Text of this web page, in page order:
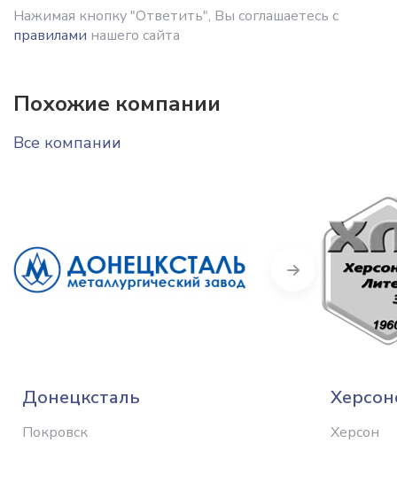
Нажимая кнопку "Ответить", Вы соглашаетесь с
правилами нашего сайта
Похожие компании
Все компании
Донецксталь
Покровск Херсон
Next